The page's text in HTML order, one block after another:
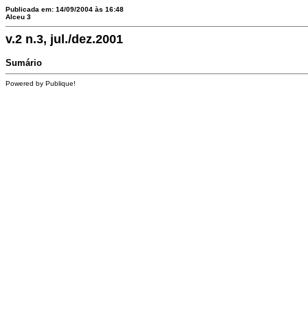
Publicada em: 14/09/2004 às 16:48
Alceu 3
v.2 n.3, jul./dez.2001
Sumário
Powered by Publique!